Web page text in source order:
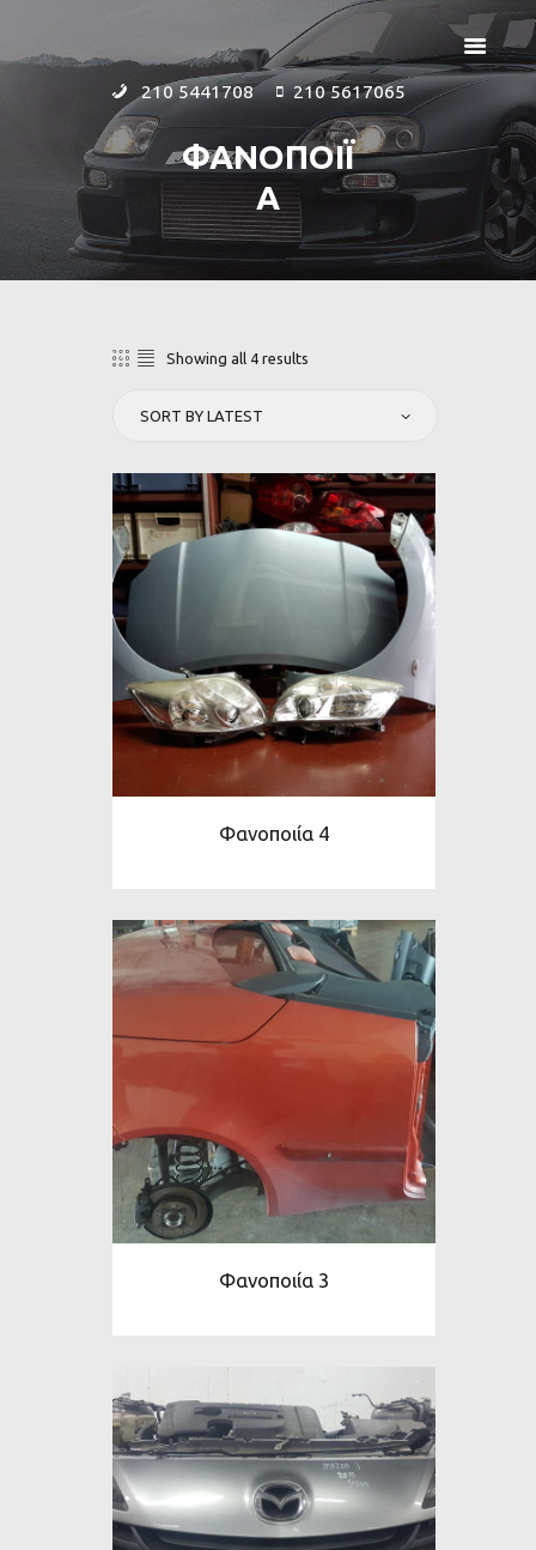
210 5441708 210 5617065
ΦΑΝΟΠΟΙΪ
Α
ΑΡΧΙΚΗ
ΕΤΑΙΡΕΙΑ
ΠΡΟΪΟΝΤΑ
Showing all 4 results
Φανοποιία 4
Φανοποιία 3